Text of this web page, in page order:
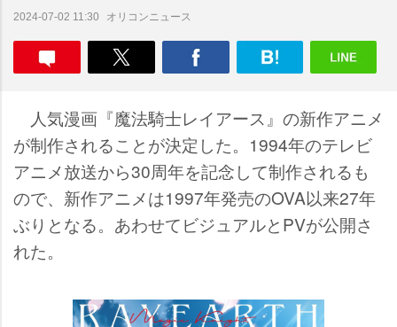
2024-07-02 11:30 オリコンニュース
人気漫画『魔法騎士レイアース』の新作アニメ
が制作されることが決定した。1994年のテレビ
アニメ放送から30周年を記念して制作されるも
ので、新作アニメは1997年発売のOVA以来27年
ぶりとなる。あわせてビジュアルとPVが公開さ
れた。